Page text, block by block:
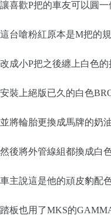
讓喜歡P把的車友可以圓一
這台嗆粉紅原本是M把的
改成小P把之後纏上白色的
安裝上絕版已久的白色
並將輪胎更換成馬牌的奶
然後將外管線組都換成白
車主說這是他的頑皮豹配
踏板也用了MKS的